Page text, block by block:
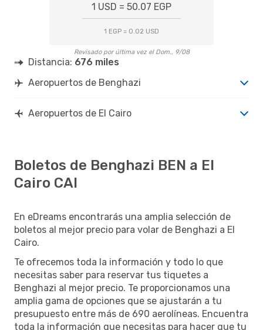
1 USD = 50.07 EGP
1 EGP = 0.02 USD
Revisado por última vez el Dom., 9/08
Distancia: 676 miles
Aeropuertos de Benghazi
Aeropuertos de El Cairo
Boletos de Benghazi BEN a El
Cairo CAI
En eDreams encontrarás una amplia selección de
boletos al mejor precio para volar de Benghazi a El
Cairo.
Te ofrecemos toda la información y todo lo que
necesitas saber para reservar tus tiquetes a
Benghazi al mejor precio. Te proporcionamos una
amplia gama de opciones que se ajustarán a tu
presupuesto entre más de 690 aerolíneas. Encuentra
toda la información que necesitas para hacer que tu